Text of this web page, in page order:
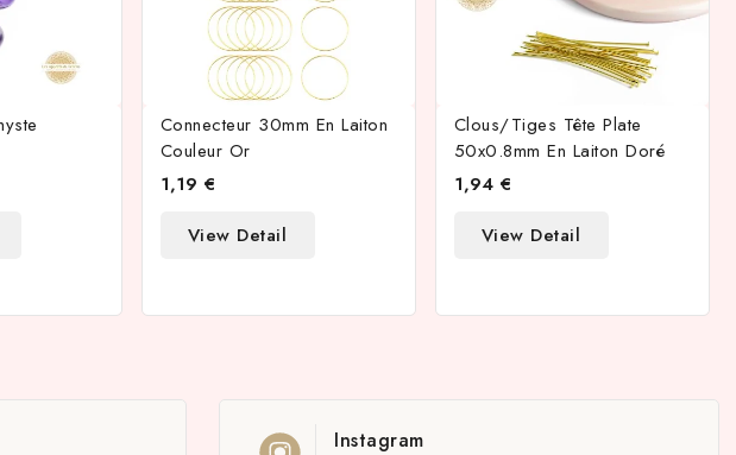
Connecteur 30mm En Laiton
Couleur Or
1,19 €
View Detail
Clous/tiges Tête Plate
50x0.8mm En Laiton Doré
1,94 €
View Detail
Instagram